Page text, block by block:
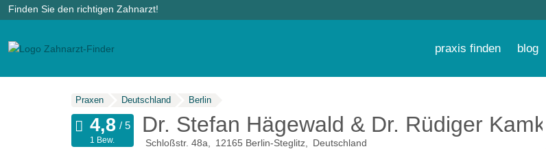
Finden Sie den richtigen Zahnarzt!
praxis finden blog
Praxen Deutschland Berlin
Dr. Stefan Hägewald & Dr. Rüdiger Kamke
Schloßstr. 48a 12165 Berlin-Steglitz Deutschland
1 Bew.